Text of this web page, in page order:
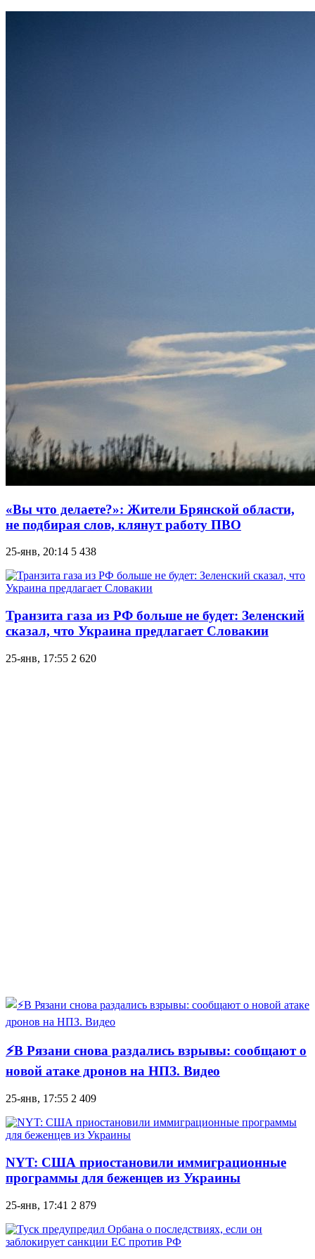
«Вы что делаете?»: Жители Брянской области,
не подбирая слов, клянут работу ПВО
25-янв, 20:14 5 438
Транзита газа из РФ больше не будет: Зеленский
сказал, что Украина предлагает Словакии
25-янв, 17:55 2 620
⚡В Рязани снова раздались взрывы: сообщают о
новой атаке дронов на НПЗ. Видео
25-янв, 17:55 2 409
NYT: США приостановили иммиграционные
программы для беженцев из Украины
25-янв, 17:41 2 879